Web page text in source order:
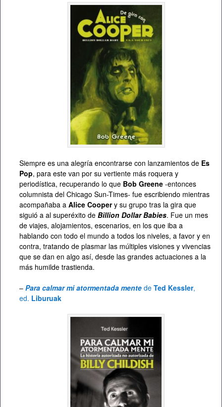
Siempre es una alegría encontrarse con lanzamientos de Es
Pop, para este van por su vertiente más roquera y
periodística, recuperando lo que Bob Greene -entonces
columnista del Chicago Sun-Times- fue escribiendo mientras
acompañaba a Alice Coopery su grupo tras la gira que
siguió a al superéxito de Billion Dollar Babies. Fue un mes
de viajes, alojamientos, escenarios, en los que iba a
hablando con todo el mundo a todos los niveles, a favor y en
contra, tratando de plasmar las múltiples visiones y vivencias
que se dan en algo así, desde las grandes actuaciones a la
más humilde trastienda.
– Para calmar mi atormentada mente de Ted Kessler,
ed. Liburuak